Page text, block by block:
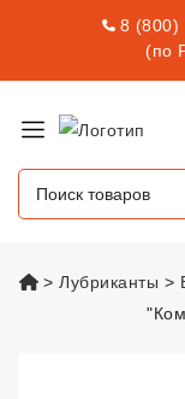
8 (800)
(по
vsexshop.ru
Лубриканты